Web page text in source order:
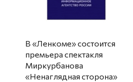
В «Ленкоме» состоится
премьера спектакля
Миркурбанова
«Ненаглядная сторона»